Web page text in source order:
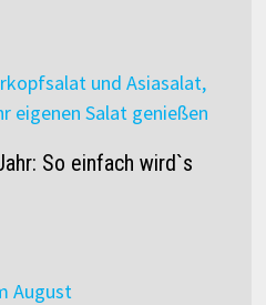
So einfach wird`s